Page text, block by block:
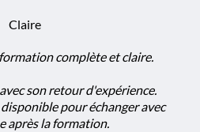
Claire
complète et claire.
son retour d'expérience.
pour échanger avec
après la formation.